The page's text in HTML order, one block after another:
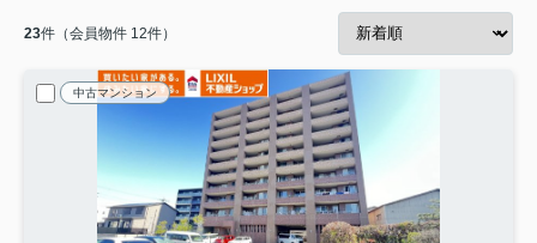
23件（会員物件 12件）
中古マンション